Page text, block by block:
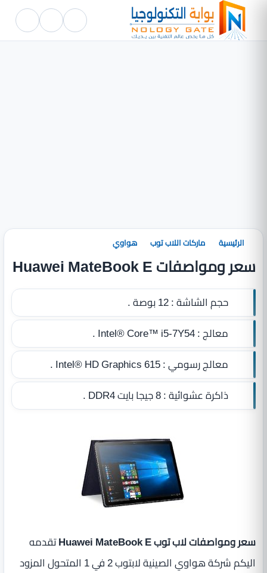
الرئيسية ماركات اللاب توب هواوي
سعر ومواصفات Huawei MateBook E
حجم الشاشة :12 بوصة .
معالج :Intel® Core™ i5-7Y54 .
معالج رسومي :Intel® HD Graphics 615 .
ذاكرة عشوائية :8 جيجا بايت DDR4‏ .
سعر ومواصفات لاب توب Huawei MateBook E
تقدمه
اليكم شركة هواوي الصينية ‎لابتوب 2 في 1 المتحول‎ المزود